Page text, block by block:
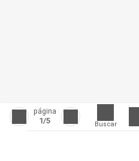
página
1/5 Buscar